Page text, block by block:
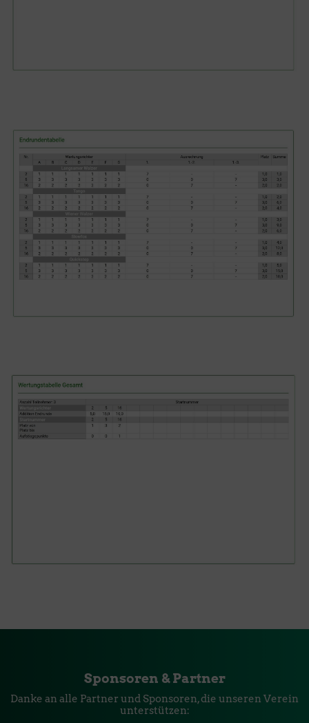
Sponsoren & Partner
Danke an alle Partner und Sponsoren, die unseren Verein
unterstützen: